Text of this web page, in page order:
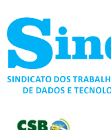
para
conteúdo